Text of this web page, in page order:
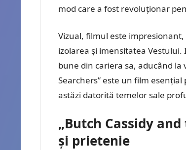
mod care a fost revoluționar
Vizual, filmul este impresionant,
izolarea și imensitatea
bune din cariera sa, aducând la
Searchers” este un film
astăzi datorită temelor sale
„Butch Cassidy
și prietenie